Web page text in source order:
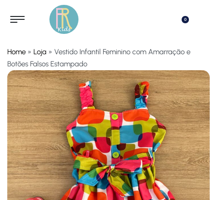
0
Home » Loja » Vestido Infantil Feminino com Amarração e
Botões Falsos Estampado